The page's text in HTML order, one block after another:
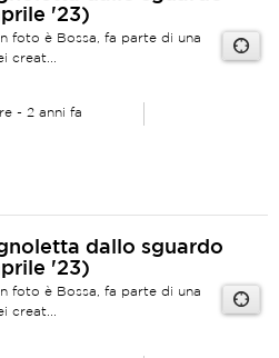
'23)
foto è Bossa, fa parte di una
creat...
- 2 anni fa
dallo sguardo
'23)
foto è Bossa, fa parte di una
creat...